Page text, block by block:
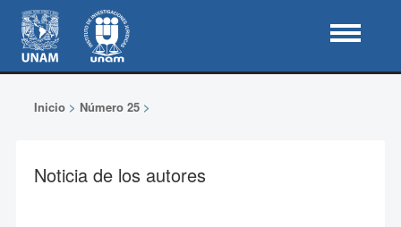
Inicio> Número 25>
Noticia de los autores